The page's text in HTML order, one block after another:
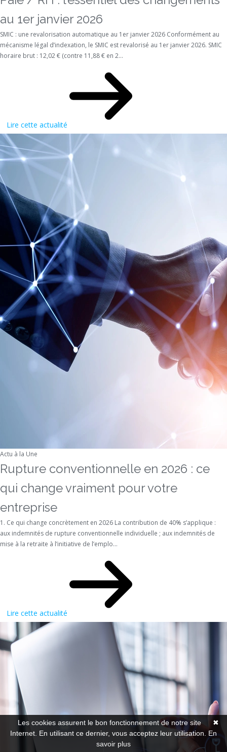
au 1er janvier 2026
SMIC : une revalorisation automatique au 1er janvier 2026 Conformément au
mécanisme légal d’indexation, le SMIC est revalorisé au 1er janvier 2026. SMIC
horaire brut : 12,02 € (contre 11,88 € en 2...
Lire cette actualité
Actu à la Une
Rupture conventionnelle en 2026 : ce
qui change vraiment pour votre
entreprise
1. Ce qui change concrètement en 2026 La contribution de 40% s’applique :
aux indemnités de rupture conventionnelle individuelle ; aux indemnités de
mise à la retraite à l’initiative de l’emplo...
Lire cette actualité
✖
Les cookies assurent le bon fonctionnement de notre site
Internet. En utilisant ce dernier, vous acceptez leur utilisation. En
savoir plus